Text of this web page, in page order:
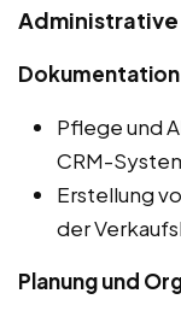
Pflege und
CRM-
Erstellung
der
Planung und